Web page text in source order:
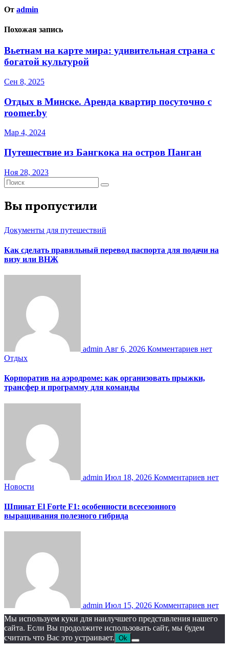
От admin
Похожая запись
Вьетнам на карте мира: удивительная страна с
богатой культурой
Сен 8, 2025
Отдых в Минске. Аренда квартир посуточно с
roomer.by
Мар 4, 2024
Путешествие из Бангкока на остров Панган
Ноя 28, 2023
Вы пропустили
Документы для путешествий
Как сделать правильный перевод паспорта для подачи на
визу или ВНЖ
admin Авг 6, 2026 Комментариев нет
Отдых
Корпоратив на аэродроме: как организовать прыжки,
трансфер и программу для команды
admin Июл 18, 2026 Комментариев нет
Новости
Шпинат El Forte F1: особенности всесезонного
выращивания полезного гибрида
admin Июл 15, 2026 Комментариев нет
Мы используем куки для наилучшего представления нашего
сайта. Если Вы продолжите использовать сайт, мы будем
считать что Вас это устраивает. Ok